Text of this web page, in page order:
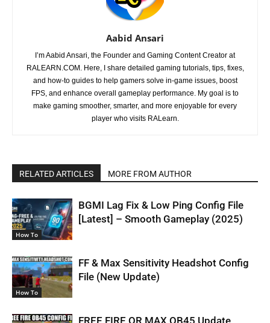
Aabid Ansari
I’m Aabid Ansari, the Founder and Gaming Content Creator at
RALEARN.COM. Here, I share detailed gaming tutorials, tips, fixes,
and how-to guides to help gamers solve in-game issues, boost
FPS, and enhance overall gameplay performance. My goal is to
make gaming smoother, smarter, and more enjoyable for every
player who visits RALearn.
RELATED ARTICLES MORE FROM AUTHOR
How To
BGMI Lag Fix & Low Ping Config File
[Latest] – Smooth Gameplay (2025)
How To
FF & Max Sensitivity Headshot Config
File (New Update)